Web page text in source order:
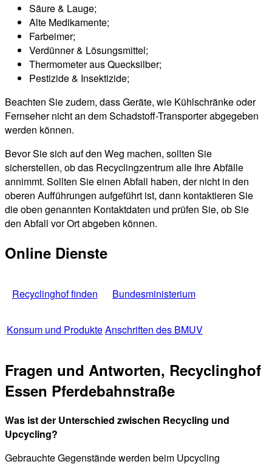
Säure & Lauge;
Alte Medikamente;
Farbeimer;
Verdünner & Lösungsmittel;
Thermometer aus Quecksilber;
Pestizide & Insektizide;
Beachten Sie zudem, dass Geräte, wie Kühlschränke oder
Fernseher nicht an dem Schadstoff-Transporter abgegeben
werden können.
Bevor Sie sich auf den Weg machen, sollten Sie
sicherstellen, ob das Recyclingzentrum alle Ihre Abfälle
annimmt. Sollten Sie einen Abfall haben, der nicht in den
oberen Aufführungen aufgeführt ist, dann kontaktieren Sie
die oben genannten Kontaktdaten und prüfen Sie, ob Sie
den Abfall vor Ort abgeben können.
Online Dienste
Recyclinghof finden Bundesministerium
Konsum und ProdukteAnschriften des BMUV
Fragen und Antworten, Recyclinghof
Essen Pferdebahnstraße
Was ist der Unterschied zwischen Recycling und
Upcycling?
Gebrauchte Gegenstände werden beim Upcycling